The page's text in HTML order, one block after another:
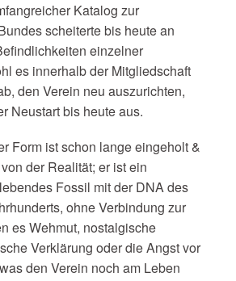
Katalog zur
scheiterte bis heute an
einzelner
es innerhalb der Mitgliedschaft
den Verein neu auszurichten,
Neustart bis heute aus.
Form ist schon lange eingeholt &
der Realität; er ist ein
Fossil mit der DNA des
ohne Verbindung zur
es Wehmut, nostalgische
Verklärung oder die Angst vor
den Verein noch am Leben